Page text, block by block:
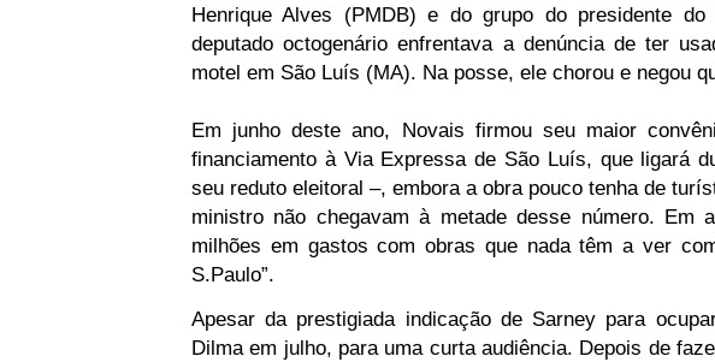
Henrique Alves (PMDB) e do grupo do presidente
deputado octogenário enfrentava a denúncia de ter
motel em São Luís (MA). Na posse, ele chorou e negou
Em junho deste ano, Novais firmou seu maior
financiamento à Via Expressa de São Luís, que ligará
seu reduto eleitoral –, embora a obra pouco tenha de
ministro não chegavam à metade desse número. Em
milhões em gastos com obras que nada têm a ver
S.Paulo”.
Apesar da prestigiada indicação de Sarney para
Dilma em julho, para uma curta audiência. Depois de